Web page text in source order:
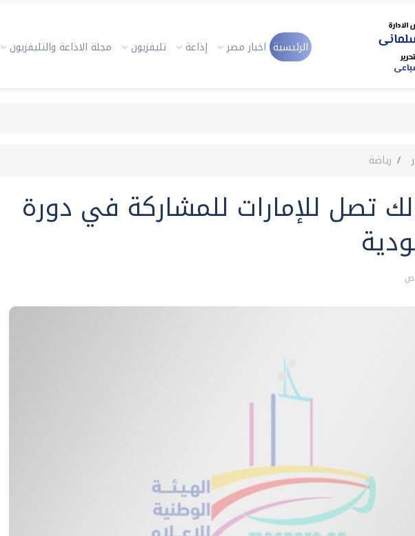
الرئيسية اخبار مصر إذاعة تليفزيون مجلة الاذاعة والتليفزيون
رياضة
تصل للإمارات للمشاركة في دورة